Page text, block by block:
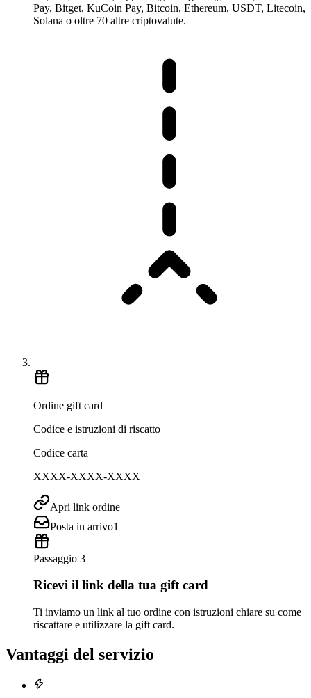
Pay, Bitget, KuCoin Pay, Bitcoin, Ethereum, USDT, Litecoin,
Solana o oltre 70 altre criptovalute.
Ordine gift card
Codice e istruzioni di riscatto
Codice carta
XXXX-XXXX-XXXX
Apri link ordine
Posta in arrivo1
Passaggio 3
Ricevi il link della tua gift card
Ti inviamo un link al tuo ordine con istruzioni chiare su come
riscattare e utilizzare la gift card.
Vantaggi del servizio